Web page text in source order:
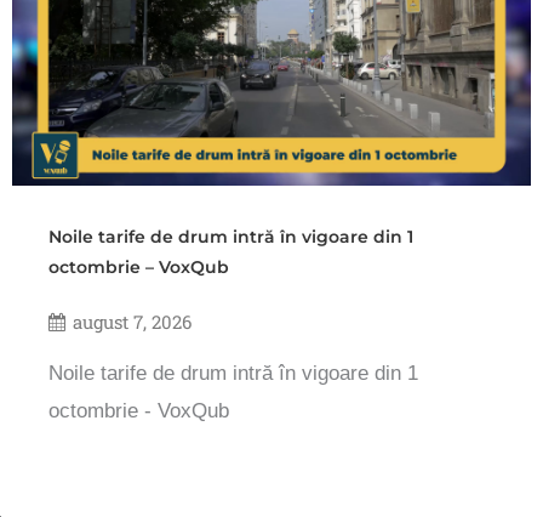
Noile tarife de drum intră în vigoare din 1
octombrie – VoxQub
august 7, 2026
Noile tarife de drum intră în vigoare din 1
octombrie - VoxQub